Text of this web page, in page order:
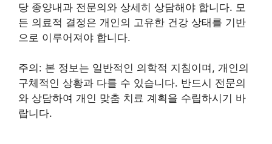
당 종양내과 전문의와 상세히 상담해야 합니다. 모
든 의료적 결정은 개인의 고유한 건강 상태를 기반
으로 이루어져야 합니다.
주의: 본 정보는 일반적인 의학적 지침이며, 개인의
구체적인 상황과 다를 수 있습니다. 반드시 전문의
와 상담하여 개인 맞춤 치료 계획을 수립하시기 바
랍니다.